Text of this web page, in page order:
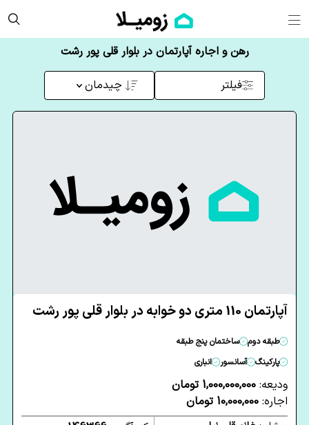
رهن و اجاره آپارتمان در بلوار قلی پور رشت
فیلتر چیدمان
آپارتمان 110 متری دو خوابه در بلوار قلی پور رشت
طبقه دوم
ساختمان پنج طبقه
پارکینگ
آسانسور انباری
ودیعه: 1,000,000,000 تومان
اجاره: 10,000,000 تومان